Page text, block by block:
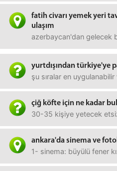
fatih civarı yemek yeri
ulaşım
azerbaycan'dan gelecek
yurtdışından türkiye'ye
şu sıralar en
çiğ köfte için ne kadar
30-35 kişiye yetecek
ankara'da sinema ve
1- sinema: büyülü fener